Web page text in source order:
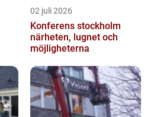
02 juli 2026
Konferens stockholm
närheten, lugnet och
möjligheterna